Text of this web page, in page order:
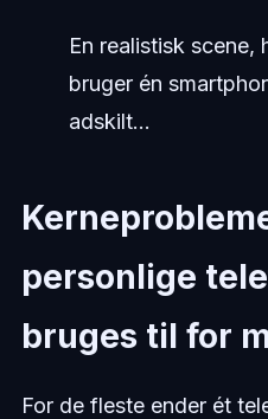
En realistisk scene,
bruger én
adskilt...
personlige
bruges til for
For de fleste ender ét